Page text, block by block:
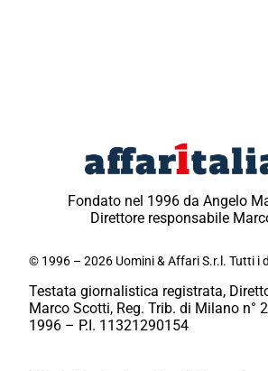
Fondato nel 1996 da Angelo
Direttore responsabile
© 1996 – 2026 Uomini & Affari S.r.l. Tutti i
Testata giornalistica registrata,
Marco Scotti, Reg. Trib. di Milano n°
1996 – P.I. 11321290154